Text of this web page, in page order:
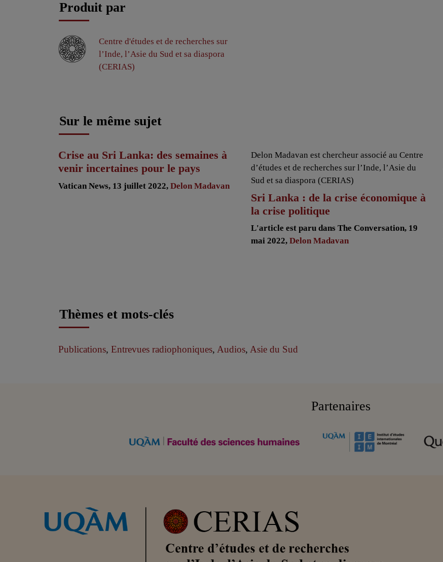
Produit par
Centre d'études et de recherches sur
l’Inde, l’Asie du Sud et sa diaspora
(CERIAS)
Sur le même sujet
Crise au Sri Lanka: des semaines à
venir incertaines pour le pays
Vatican News, 13 juillet 2022, Delon Madavan
Delon Madavan est chercheur associé au Centre
d’études et de recherches sur l’Inde, l’Asie du
Sud et sa diaspora (CERIAS)
Sri Lanka : de la crise économique à
la crise politique
L'article est paru dans The Conversation, 19
mai 2022,Delon Madavan
Thèmes et mots-clés
Publications, Entrevues radiophoniques, Audios, Asie du Sud
Partenaires